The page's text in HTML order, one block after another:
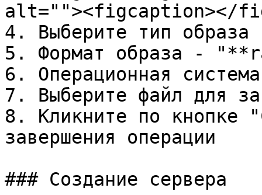
alt=""><figcaption></
4. Выберите тип
5. Формат образа -
6. Операционная
7. Выберите файл для
8. Кликните по кнопке
завершения операции
### Создание сервера